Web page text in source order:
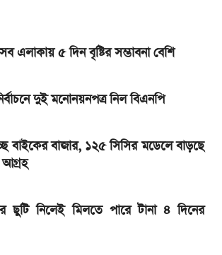
ডিসপ্লে
আবেদন শুরু, অগ্রাধিকার
৬.৮৩ ইঞ্চির কার্ভড AMOLED
ফ্রেম
নিয়ে বাজারে এলো Redmi 17 5G
১৮, ২১ ও ২২ ক্যারেট একভরি সোনার
এলাকায় ৫ দিন বৃষ্টির সম্ভাবনা বেশি
দুই মনোনয়নপত্র নিল বিএনপি
বাইকের বাজার, ১২৫ সিসির মডেলে বাড়ছে
আগ্রহ
ছুটি নিলেই মিলতে পারে টানা ৪ দিনের